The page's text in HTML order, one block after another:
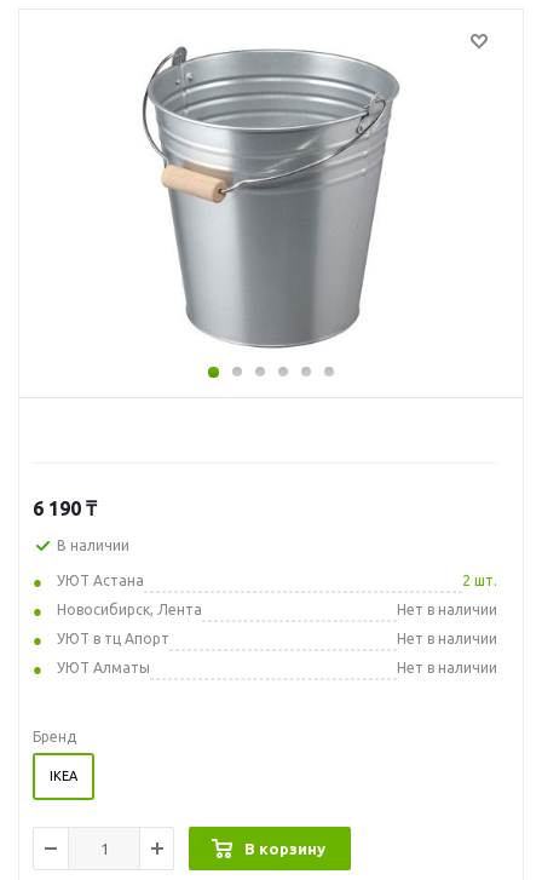
6 190 ₸
В наличии
УЮТ Астана
2 шт.
Новосибирск, Лента
Нет в наличии
УЮТ в тц Апорт
Нет в наличии
УЮТ Алматы
Нет в наличии
Бренд
IKEA
В корзину